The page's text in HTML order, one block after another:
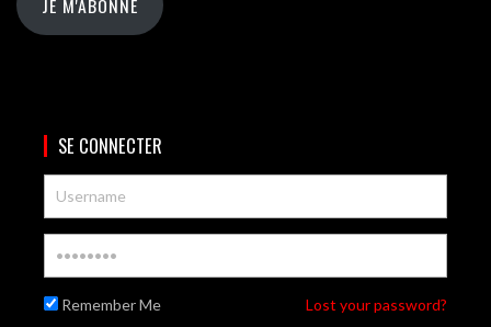
SE CONNECTER
Remember Me Lost your password?